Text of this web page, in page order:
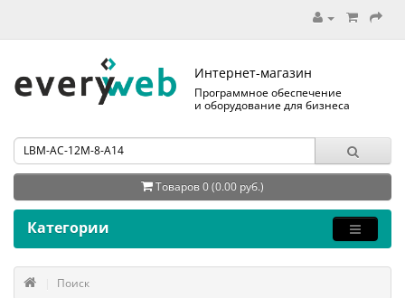
Интернет-магазин
Программное обеспечение
и оборудование для бизнеса
Товаров 0 (0.00 руб.)
Категории
Поиск